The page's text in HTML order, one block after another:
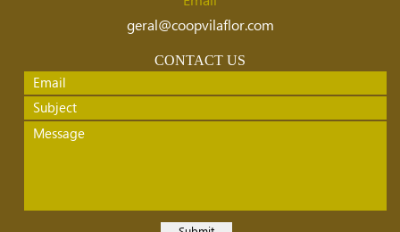
geral@coopvilaflor.com
CONTACT US